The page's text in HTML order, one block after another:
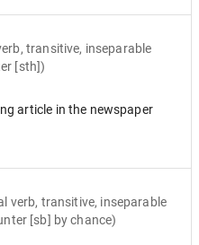
transitive, inseparable
[sth])
article in the newspaper
verb, transitive, inseparable
[sb] by chance)